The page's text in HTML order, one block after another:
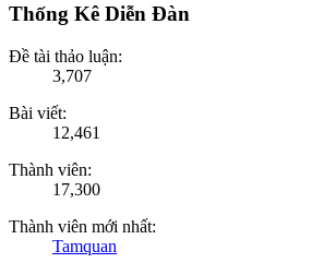
Thống Kê Diễn Đàn
Đề tài thảo luận:
3,707
Bài viết:
12,461
Thành viên:
17,300
Thành viên mới nhất:
Tamquan